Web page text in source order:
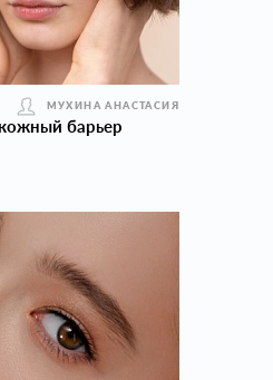
МУХИНА АНАСТАСИЯ
барьер